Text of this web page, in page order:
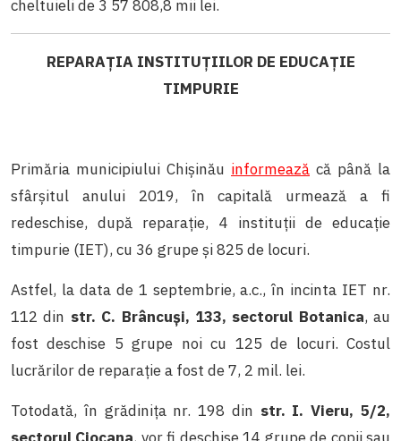
cheltuieli de 3 57 808,8 mii lei.
REPARAȚIA INSTITUȚIILOR DE EDUCAȚIE
TIMPURIE
Primăria municipiului Chișinău informează că până la
sfârșitul anului 2019, în capitală urmează a fi
redeschise, după reparație, 4 instituții de educație
timpurie (IET), cu 36 grupe și 825 de locuri.
Astfel, la data de 1 septembrie, a.c., în incinta IET nr.
112 din str. C. Brâncuși, 133, sectorul Botanica, au
fost deschise 5 grupe noi cu 125 de locuri. Costul
lucrărilor de reparație a fost de 7, 2 mil. lei.
Totodată, în grădinița nr. 198 din str. I. Vieru, 5/2,